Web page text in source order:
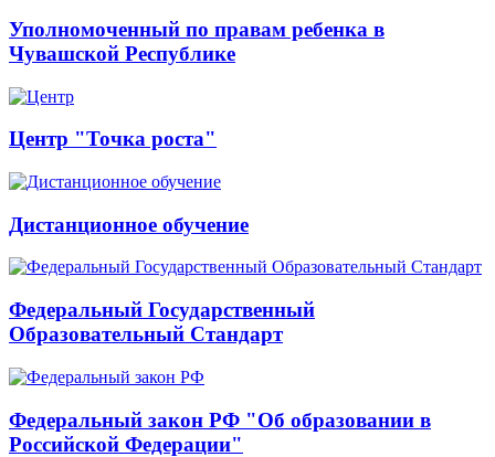
Уполномоченный по правам ребенка в
Чувашской Республике
Центр "Точка роста"
Дистанционное обучение
Федеральный Государственный
Образовательный Стандарт
Федеральный закон РФ "Об образовании в
Российской Федерации"